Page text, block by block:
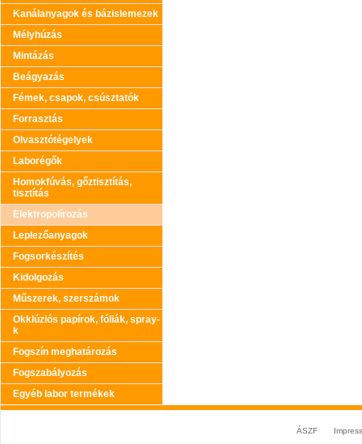
Kanálanyagok és bázislemezek
Mélyhúzás
Mintázás
Beágyazás
Fémek, csapok, csúsztatók
Forrasztás
Olvasztótégelyek
Laborégők
Homokfúvás, gőztisztítás,
tisztítás
Elektropolírozás
Leplezőanyagok
Fogsorkészítés
Kidolgozás
Műszerek, szerszámok
Okklúziós papírok, fóliák, spray-
k
Fogszín meghatározás
Fogszabályozás
Egyéb labor termékek
ÁSZF